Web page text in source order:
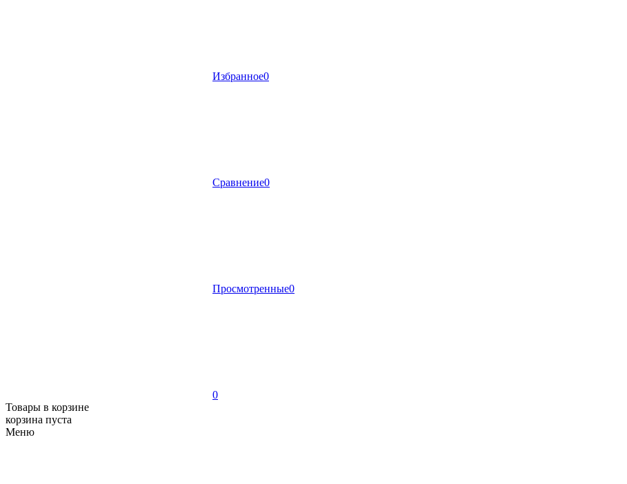
Избранное0
Сравнение0
Просмотренные0
0
Товары в корзине
корзина пуста
Меню